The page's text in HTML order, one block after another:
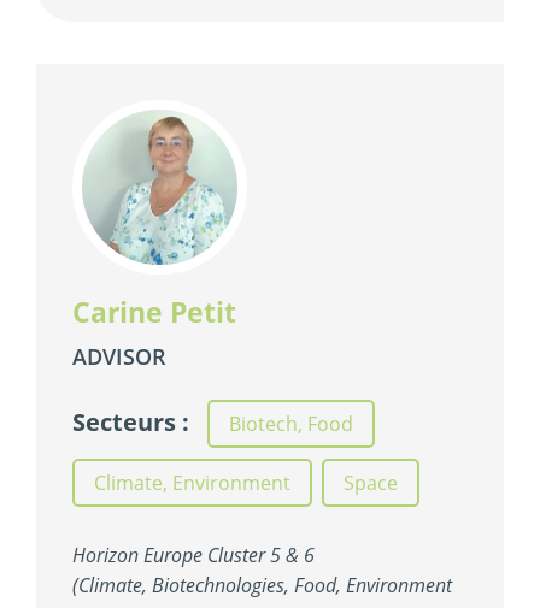
Carine Petit
ADVISOR
Secteurs : Biotech, Food
Climate, Environment Space
Horizon Europe Cluster 5 & 6
(Climate, Biotechnologies, Food, Environment